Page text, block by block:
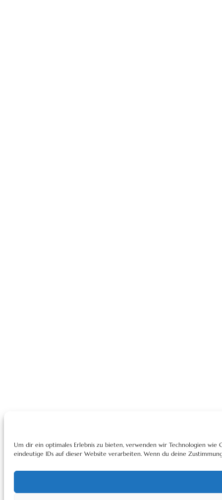
Um dir ein optimales Erlebnis zu bieten, verwenden wir Technologien
eindeutige IDs auf dieser Website verarbeiten. Wenn du deine